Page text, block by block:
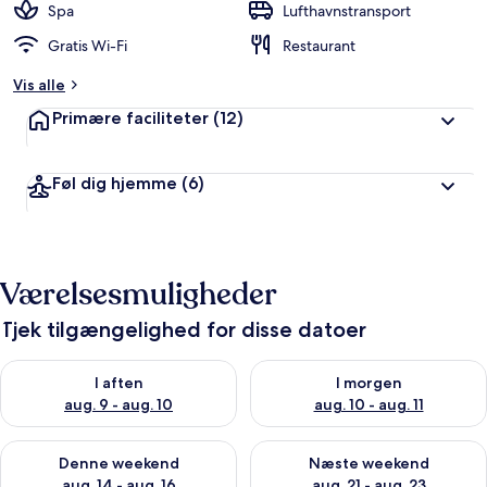
a
f
e
Spa
Lufthavnstransport
Gratis Wi-Fi
Restaurant
Vis alle
Primære faciliteter (12)
Føl dig hjemme (6)
Værelsesmuligheder
Tjek tilgængelighed for disse datoer
I aften
aug. 9 - aug. 10
Tjek tilgængelighed for i aften aug. 9 - aug. 10
I morgen
aug. 10 - aug. 11
Tjek tilgængelighed for i
Denne weekend
Tjek tilgængelighed for denne weekend aug. 14 - aug. 16
Næste weekend
Tjek tilgængelighed for næste